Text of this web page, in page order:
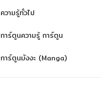
ความรู้ทั่วไป
การ์ตูนความรู้ การ์ตูน
การ์ตูนมังงะ (Manga)